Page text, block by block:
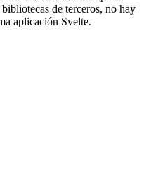
de ES6 para importar
Como esto se aplica
de terceros, no hay
aplicación Svelte.